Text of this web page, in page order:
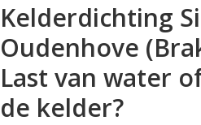
Kelderdichting
Oudenhove
Last van water
de kelder?